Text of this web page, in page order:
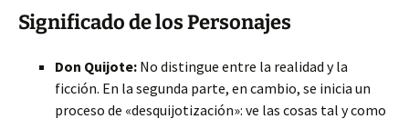
Significado de los Personajes
Don Quijote: No distingue entre la realidad y la
ficción. En la segunda parte, en cambio, se inicia un
proceso de «desquijotización»: ve las cosas tal y como